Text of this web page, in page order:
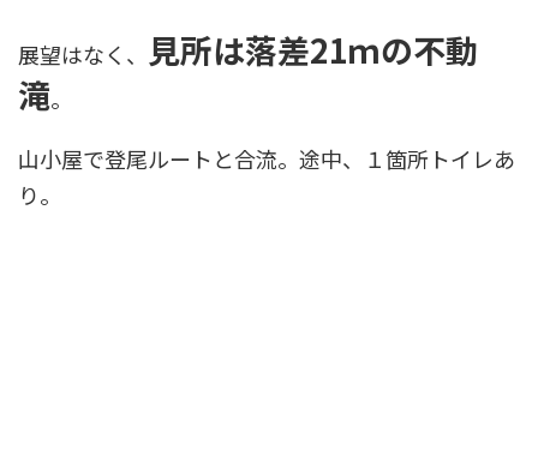
展望はなく、 見所は落差21ｍの不動
滝。
山小屋で登尾ルートと合流。途中、１箇所トイレあ
り。